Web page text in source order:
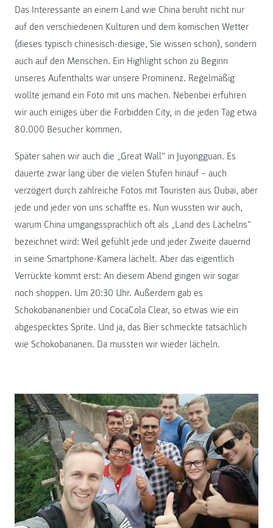
Das Interessante an einem Land wie China beruht nicht nur
auf den verschiedenen Kulturen und dem komischen Wetter
(dieses typisch chinesisch-diesige, Sie wissen schon), sondern
auch auf den Menschen. Ein Highlight schon zu Beginn
unseres Aufenthalts war unsere Prominenz. Regelmäßig
wollte jemand ein Foto mit uns machen. Nebenbei erfuhren
wir auch einiges über die Forbidden City, in die jeden Tag etwa
80.000 Besucher kommen.
Später sahen wir auch die „Great Wall“ in Juyongguan. Es
dauerte zwar lang über die vielen Stufen hinauf – auch
verzögert durch zahlreiche Fotos mit Touristen aus Dubai, aber
jede und jeder von uns schaffte es. Nun wussten wir auch,
warum China umgangssprachlich oft als „Land des Lächelns“
bezeichnet wird: Weil gefühlt jede und jeder Zweite dauernd
in seine Smartphone-Kamera lächelt. Aber das eigentlich
Verrückte kommt erst: An diesem Abend gingen wir sogar
noch shoppen. Um 20:30 Uhr. Außerdem gab es
Schokobananenbier und CocaCola Clear, so etwas wie ein
abgespecktes Sprite. Und ja, das Bier schmeckte tatsächlich
wie Schokobananen. Da mussten wir wieder lächeln.